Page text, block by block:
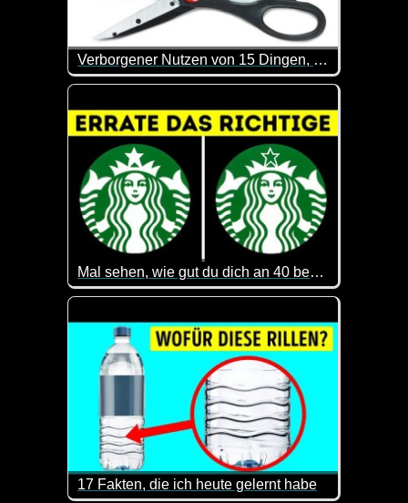
Verborgener Nutzen von 15 Dingen, die du zu Hause hast
Kennst du den Zweck jedes Gegenstandes in
Mal sehen, wie gut du dich an 40 bekannte Logos erinnerst
Das ist gar nicht so einfach. Macht aber Spaß
17 Fakten, die ich heute gelernt habe